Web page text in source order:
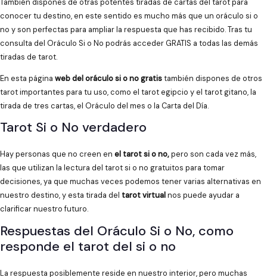
conocer tu destino, en este sentido es mucho más que un oráculo si o
no y son perfectas para ampliar la respuesta que has recibido. Tras tu
consulta del Oráculo Si o No podrás acceder GRATIS a todas las demás
tiradas de tarot.
En esta página web del oráculo si o no gratistambién dispones de otros
tarot importantes para tu uso, como el tarot egipcio y el tarot gitano, la
tirada de tres cartas, el Oráculo del mes o la Carta del Día.
Tarot Si o No verdadero
Hay personas que no creen en el tarot si o no,pero son cada vez más,
las que utilizan la lectura del tarot si o no gratuitos para tomar
decisiones, ya que muchas veces podemos tener varias alternativas en
nuestro destino, y esta tirada del tarot virtualnos puede ayudar a
clarificar nuestro futuro.
Respuestas del Oráculo Si o No, como
responde el tarot del si o no
La respuesta posiblemente reside en nuestro interior, pero muchas